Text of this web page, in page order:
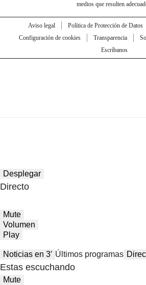
medios que resulten
Aviso legal Política de Protección de Datos
Configuración de cookies
Transparencia
Escríbanos
Desplegar
Directo
Mute
Volumen
Play
Noticias en 3′ Últimos programas
Estas escuchando
Mute